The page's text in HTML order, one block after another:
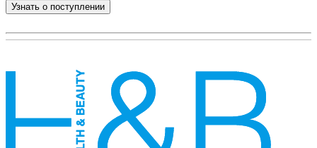
Узнать о поступлении